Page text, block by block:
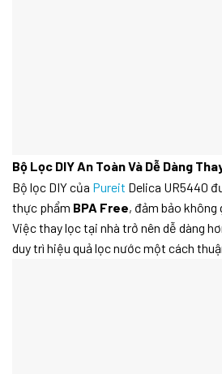
Bộ Lọc DIY An Toàn Và Dễ Dàng
Bộ lọc DIY của Pureit Delica UR5440
thực phẩm BPA Free, đảm bảo không
Việc thay lọc tại nhà trở nên dễ dàng
duy trì hiệu quả lọc nước một cách